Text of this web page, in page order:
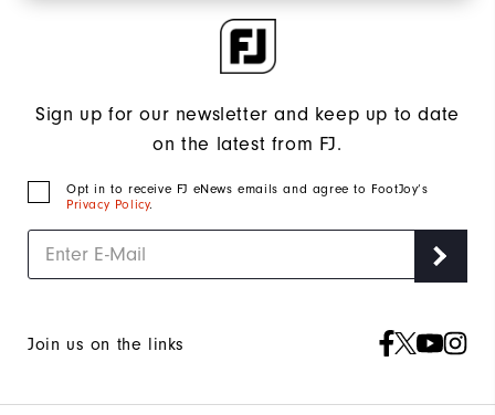
Sign up for our newsletter and keep up to date
on the latest from FJ.
Opt in to receive FJ eNews emails and agree to FootJoy’s
Privacy Policy.
Join us on the links